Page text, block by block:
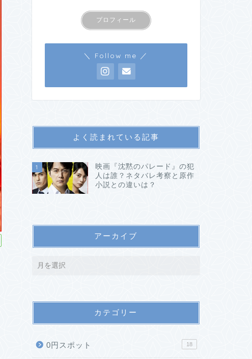
プロフィール
＼ Follow me ／
よく読まれている記事
1
映画『沈黙のパレード』の犯
人は誰？ネタバレ考察と原作
小説との違いは？
アーカイブ
カテゴリー
0円スポット 18